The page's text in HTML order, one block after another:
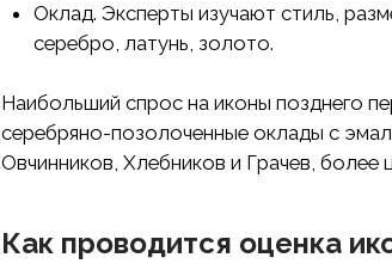
Оклад. Эксперты изучают стиль,
серебро, латунь, золото.
Наибольший спрос на иконы позднего
серебряно-позолоченные оклады с
Овчинников, Хлебников и Грачев, более
Как проводится оценка